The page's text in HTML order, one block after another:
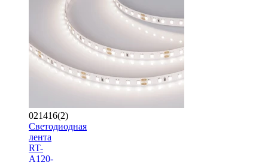
021416(2)
Светодиодная
лента
RT-
A120-